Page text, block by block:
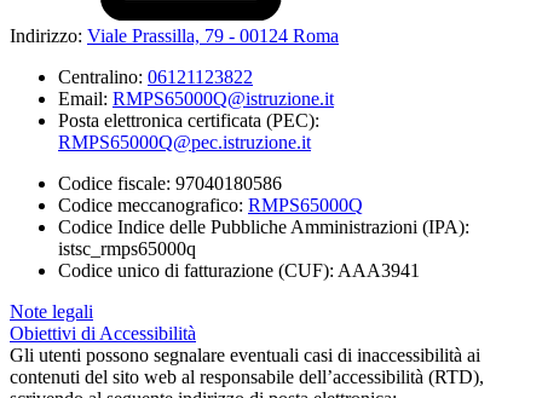
Indirizzo: Viale Prassilla, 79 - 00124 Roma
Centralino: 06121123822
Email: RMPS65000Q@istruzione.it
Posta elettronica certificata (PEC):
RMPS65000Q@pec.istruzione.it
Codice fiscale: 97040180586
Codice meccanografico: RMPS65000Q
Codice Indice delle Pubbliche Amministrazioni (IPA):
istsc_rmps65000q
Codice unico di fatturazione (CUF): AAA3941
Note legali
Obiettivi di Accessibilità
Gli utenti possono segnalare eventuali casi di inaccessibilità ai
contenuti del sito web al responsabile dell’accessibilità (RTD),